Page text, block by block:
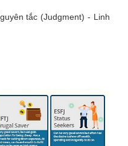
tắc (Judgment) - Linh